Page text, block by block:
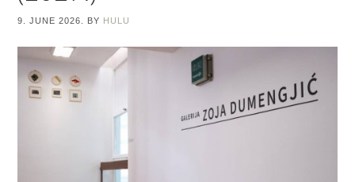
9. JUNE 2026. BY HULU